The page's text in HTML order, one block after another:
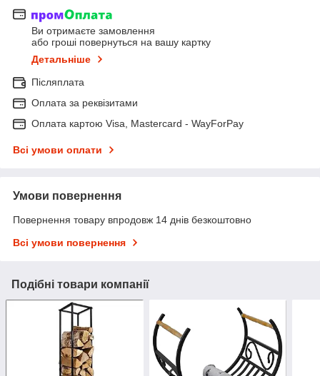
Ви отримаєте замовлення
або гроші повернуться на вашу картку
Детальніше
Післяплата
Оплата за реквізитами
Оплата картою Visa, Mastercard - WayForPay
Всі умови оплати
Умови повернення
Повернення товару впродовж 14 днів безкоштовно
Всі умови повернення
Подібні товари компанії